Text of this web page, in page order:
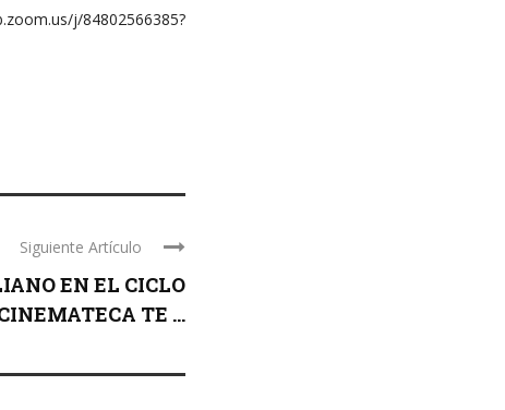
j/84802566385?
Siguiente Artículo
EN EL CICLO
TE ...